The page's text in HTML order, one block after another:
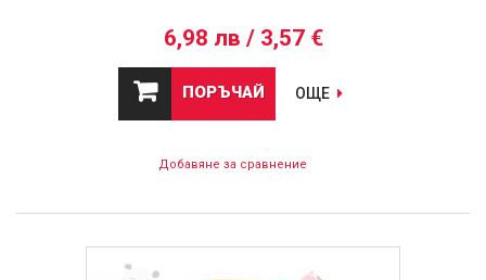
6,98 лв / 3,57 €
ПОРЪЧАЙ ОЩЕ
Добавяне за сравнение